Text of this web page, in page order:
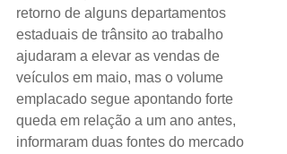
retorno de alguns departamentos
estaduais de trânsito ao trabalho
ajudaram a elevar as vendas de
veículos em maio, mas o volume
emplacado segue apontando forte
queda em relação a um ano antes,
informaram duas fontes do mercado